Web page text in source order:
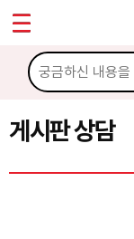
게시판 상담
마이페이지
소개
소식
노동상담